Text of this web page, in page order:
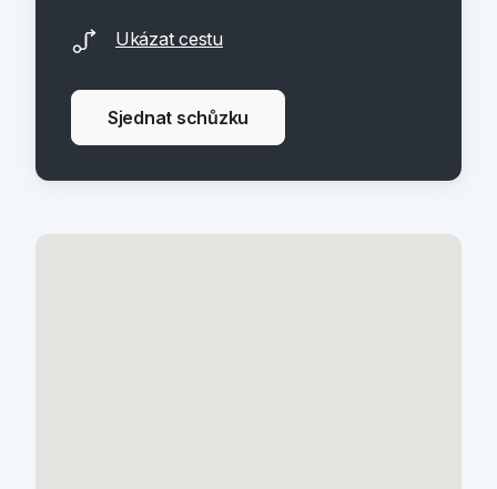
Ukázat cestu
Sjednat schůzku